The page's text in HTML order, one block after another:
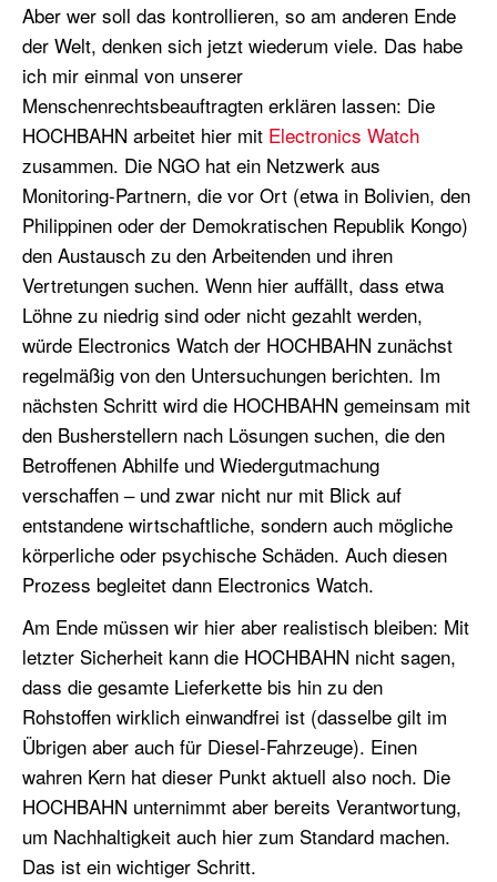
Aber wer soll das kontrollieren, so am anderen Ende
der Welt, denken sich jetzt wiederum viele. Das habe
ich mir einmal von unserer
Menschenrechtsbeauftragten erklären lassen: Die
HOCHBAHN arbeitet hier mit Electronics Watch
zusammen. Die NGO hat ein Netzwerk aus
Monitoring-Partnern, die vor Ort (etwa in Bolivien, den
Philippinen oder der Demokratischen Republik Kongo)
den Austausch zu den Arbeitenden und ihren
Vertretungen suchen. Wenn hier auffällt, dass etwa
Löhne zu niedrig sind oder nicht gezahlt werden,
würde Electronics Watch der HOCHBAHN zunächst
regelmäßig von den Untersuchungen berichten. Im
nächsten Schritt wird die HOCHBAHN gemeinsam mit
den Busherstellern nach Lösungen suchen, die den
Betroffenen Abhilfe und Wiedergutmachung
verschaffen – und zwar nicht nur mit Blick auf
entstandene wirtschaftliche, sondern auch mögliche
körperliche oder psychische Schäden. Auch diesen
Prozess begleitet dann Electronics Watch.
Am Ende müssen wir hier aber realistisch bleiben: Mit
letzter Sicherheit kann die HOCHBAHN nicht sagen,
dass die gesamte Lieferkette bis hin zu den
Rohstoffen wirklich einwandfrei ist (dasselbe gilt im
Übrigen aber auch für Diesel-Fahrzeuge). Einen
wahren Kern hat dieser Punkt aktuell also noch. Die
HOCHBAHN unternimmt aber bereits Verantwortung,
um Nachhaltigkeit auch hier zum Standard machen.
Das ist ein wichtiger Schritt.